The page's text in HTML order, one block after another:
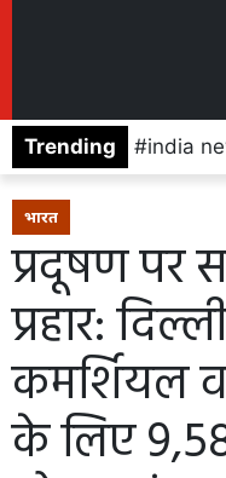
Trending india
भारत
प्रदूषण पर
प्रहार:
कमर्शियल
के लिए